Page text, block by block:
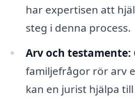
har expertisen att
steg i denna process.
Arv och testamente:
familjefrågor rör arv
kan en jurist hjälpa